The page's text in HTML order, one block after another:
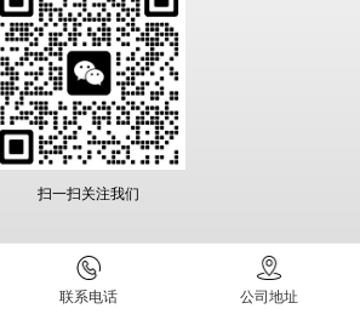
联系电话 公司地址
扫一扫关注我们